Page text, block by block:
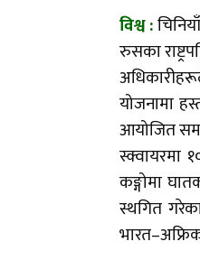
विश्व :
रुसका
योजनामा
आयोजित
स्क्वायरमा
कङ्गोमा
स्थगित